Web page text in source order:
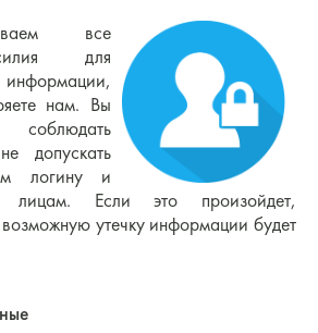
все
для
нам. Вы
допускать
логину и
лицам. Если это произойдет,
возможную утечку информации будет